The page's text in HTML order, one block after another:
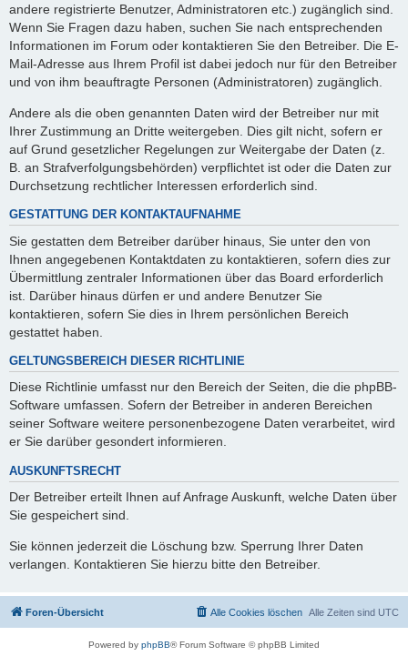
andere registrierte Benutzer, Administratoren etc.) zugänglich sind.
Wenn Sie Fragen dazu haben, suchen Sie nach entsprechenden
Informationen im Forum oder kontaktieren Sie den Betreiber. Die E-
Mail-Adresse aus Ihrem Profil ist dabei jedoch nur für den Betreiber
und von ihm beauftragte Personen (Administratoren) zugänglich.
Andere als die oben genannten Daten wird der Betreiber nur mit
Ihrer Zustimmung an Dritte weitergeben. Dies gilt nicht, sofern er
auf Grund gesetzlicher Regelungen zur Weitergabe der Daten (z.
B. an Strafverfolgungsbehörden) verpflichtet ist oder die Daten zur
Durchsetzung rechtlicher Interessen erforderlich sind.
GESTATTUNG DER KONTAKTAUFNAHME
Sie gestatten dem Betreiber darüber hinaus, Sie unter den von
Ihnen angegebenen Kontaktdaten zu kontaktieren, sofern dies zur
Übermittlung zentraler Informationen über das Board erforderlich
ist. Darüber hinaus dürfen er und andere Benutzer Sie
kontaktieren, sofern Sie dies in Ihrem persönlichen Bereich
gestattet haben.
GELTUNGSBEREICH DIESER RICHTLINIE
Diese Richtlinie umfasst nur den Bereich der Seiten, die die phpBB-
Software umfassen. Sofern der Betreiber in anderen Bereichen
seiner Software weitere personenbezogene Daten verarbeitet, wird
er Sie darüber gesondert informieren.
AUSKUNFTSRECHT
Der Betreiber erteilt Ihnen auf Anfrage Auskunft, welche Daten über
Sie gespeichert sind.
Sie können jederzeit die Löschung bzw. Sperrung Ihrer Daten
verlangen. Kontaktieren Sie hierzu bitte den Betreiber.
Foren-Übersicht Alle Zeiten sind UTC
Alle Cookies löschen
Powered by phpBB® Forum Software © phpBB Limited